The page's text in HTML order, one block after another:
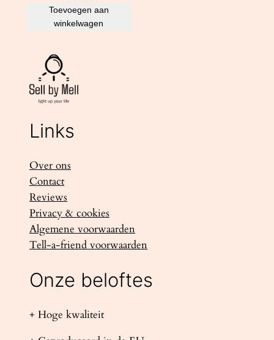
Toevoegen aan
winkelwagen
Links
Over ons
Contact
Reviews
Privacy & cookies
Algemene voorwaarden
Tell-a-friend voorwaarden
Onze beloftes
+ Hoge kwaliteit